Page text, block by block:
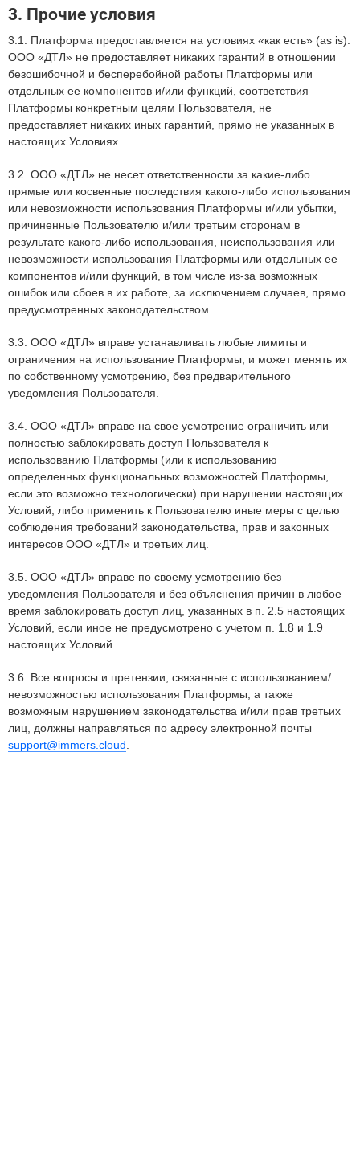
3. Прочие условия
3.1. Платформа предоставляется на условиях «как есть» (as is).
ООО «ДТЛ» не предоставляет никаких гарантий в отношении
безошибочной и бесперебойной работы Платформы или
отдельных ее компонентов и/или функций, соответствия
Платформы конкретным целям Пользователя, не
предоставляет никаких иных гарантий, прямо не указанных в
настоящих Условиях.
3.2. ООО «ДТЛ» не несет ответственности за какие-либо
прямые или косвенные последствия какого-либо использования
или невозможности использования Платформы и/или убытки,
причиненные Пользователю и/или третьим сторонам в
результате какого-либо использования, неиспользования или
невозможности использования Платформы или отдельных ее
компонентов и/или функций, в том числе из-за возможных
ошибок или сбоев в их работе, за исключением случаев, прямо
предусмотренных законодательством.
3.3. ООО «ДТЛ» вправе устанавливать любые лимиты и
ограничения на использование Платформы, и может менять их
по собственному усмотрению, без предварительного
уведомления Пользователя.
3.4. ООО «ДТЛ» вправе на свое усмотрение ограничить или
полностью заблокировать доступ Пользователя к
использованию Платформы (или к использованию
определенных функциональных возможностей Платформы,
если это возможно технологически) при нарушении настоящих
Условий, либо применить к Пользователю иные меры с целью
соблюдения требований законодательства, прав и законных
интересов ООО «ДТЛ» и третьих лиц.
3.5. ООО «ДТЛ» вправе по своему усмотрению без
уведомления Пользователя и без объяснения причин в любое
время заблокировать доступ лиц, указанных в п. 2.5 настоящих
Условий, если иное не предусмотрено с учетом п. 1.8 и 1.9
настоящих Условий.
3.6. Все вопросы и претензии, связанные с использованием/
невозможностью использования Платформы, а также
возможным нарушением законодательства и/или прав третьих
лиц, должны направляться по адресу электронной почты
support@immers.cloud